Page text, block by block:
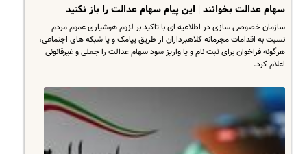
سهام عدالت بخوانند | این پیام سهام عدالت را باز نکنید
سازمان خصوصی سازی در اطلاعیه ای با تاکید بر لزوم هوشیاری عموم مردم
نسبت به اقدامات مجرمانه کلاهبرداران از طریق پیامک و یا شبکه های اجتماعی،
هرگونه فراخوان برای ثبت نام و یا واریز سود سهام عدالت را جعلی و غیرقانونی
اعلام کرد.